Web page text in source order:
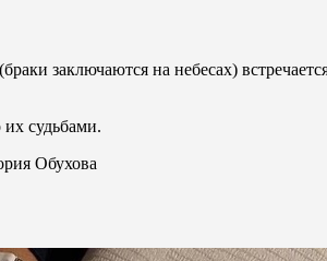
заключаются на небесах)
судьбами.
Обухова